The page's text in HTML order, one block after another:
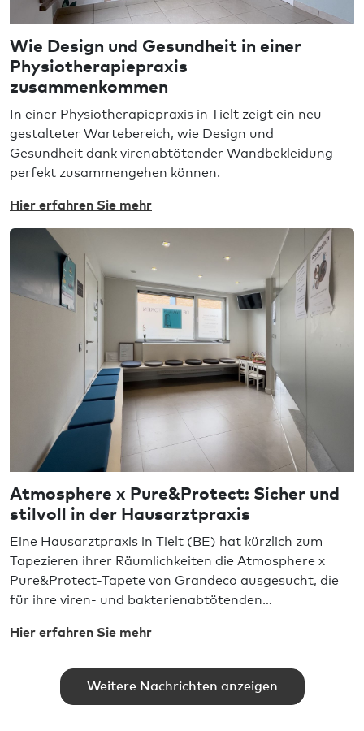
Wie Design und Gesundheit in einer
Physiotherapiepraxis
zusammenkommen
In einer Physiotherapiepraxis in Tielt zeigt ein neu
gestalteter Wartebereich, wie Design und
Gesundheit dank virenabtötender Wandbekleidung
perfekt zusammengehen können.
Hier erfahren Sie mehr
Atmosphere x Pure&Protect: Sicher und
stilvoll in der Hausarztpraxis
Eine Hausarztpraxis in Tielt (BE) hat kürzlich zum
Tapezieren ihrer Räumlichkeiten die Atmosphere x
Pure&Protect-Tapete von Grandeco ausgesucht, die
für ihre viren- und bakterienabtötenden
Praxis für diese Option entschieden?
Hier erfahren Sie mehr
Weitere Nachrichten anzeigen